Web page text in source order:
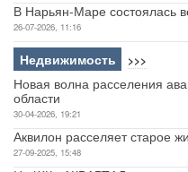
В Нарьян-Маре состоялась
26-07-2026, 11:16
Недвижимость >>>
Новая волна расселения
области
30-04-2026, 19:21
Аквилон расселяет старое
27-09-2025, 15:48